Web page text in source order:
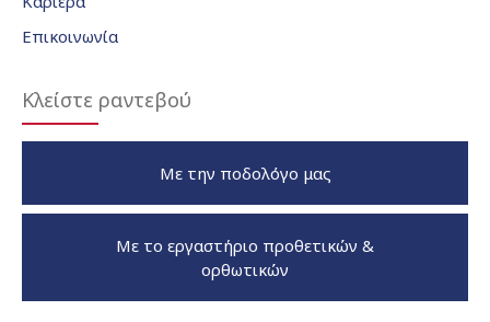
Επικοινωνία
Κλείστε ραντεβού
Με την ποδολόγο μας
Με το εργαστήριο προθετικών &
ορθωτικών